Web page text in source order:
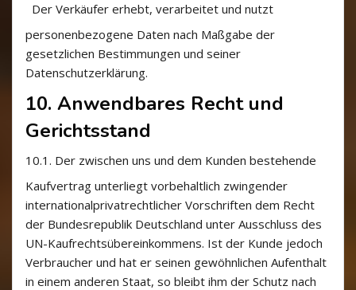
Der Verkäufer erhebt, verarbeitet und nutzt
personenbezogene Daten nach Maßgabe der
gesetzlichen Bestimmungen und seiner
Datenschutzerklärung.
10. Anwendbares Recht und
Gerichtsstand
10.1. Der zwischen uns und dem Kunden bestehende
Kaufvertrag unterliegt vorbehaltlich zwingender
internationalprivatrechtlicher Vorschriften dem Recht
der Bundesrepublik Deutschland unter Ausschluss des
UN-Kaufrechtsübereinkommens. Ist der Kunde jedoch
Verbraucher und hat er seinen gewöhnlichen Aufenthalt
in einem anderen Staat, so bleibt ihm der Schutz nach